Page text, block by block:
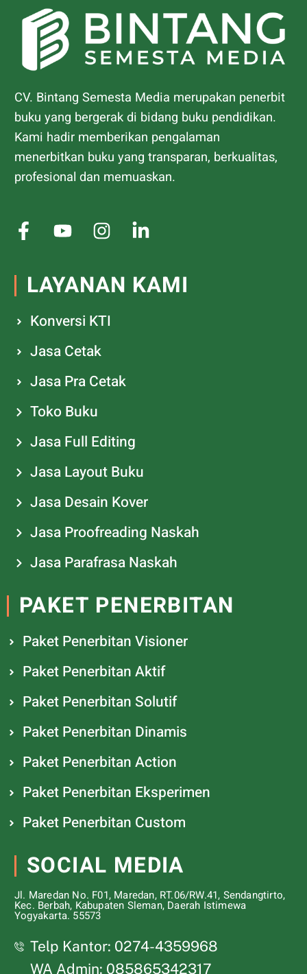
CV. Bintang Semesta Media merupakan penerbit
buku yang bergerak di bidang buku pendidikan.
Kami hadir memberikan pengalaman
menerbitkan buku yang transparan, berkualitas,
profesional dan memuaskan.
LAYANAN KAMI
Konversi KTI
Jasa Cetak
Jasa Pra Cetak
Toko Buku
Jasa Full Editing
Jasa Layout Buku
Jasa Desain Kover
Jasa Proofreading Naskah
Jasa Parafrasa Naskah
PAKET PENERBITAN
Paket Penerbitan Visioner
Paket Penerbitan Aktif
Paket Penerbitan Solutif
Paket Penerbitan Dinamis
Paket Penerbitan Action
Paket Penerbitan Eksperimen
Paket Penerbitan Custom
SOCIAL MEDIA
Jl. Maredan No. F01, Maredan, RT.06/RW.41, Sendangtirto,
Kec. Berbah, Kabupaten Sleman, Daerah Istimewa
Yogyakarta. 55573
Telp Kantor: 0274-4359968
WA Admin: 085865342317